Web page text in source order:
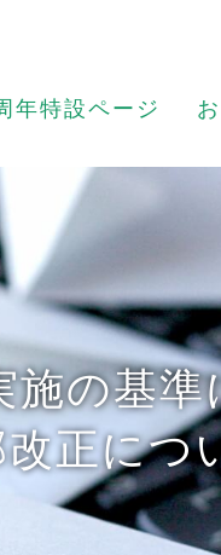
年特設ページ
施の基
正につ